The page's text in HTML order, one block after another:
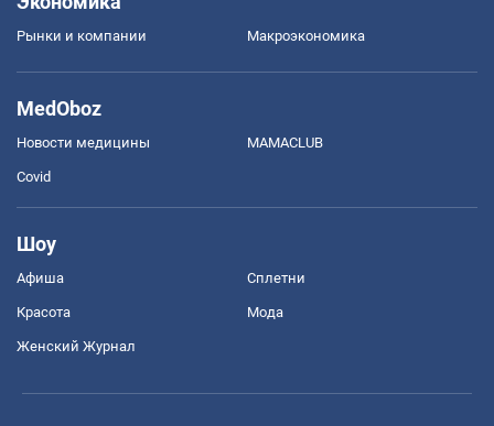
Рынки и компании Mакроэкономика
MedOboz
Новости медицины MAMACLUB
Covid
Шоу
Афиша Сплетни
Красота Мода
Женский Журнал